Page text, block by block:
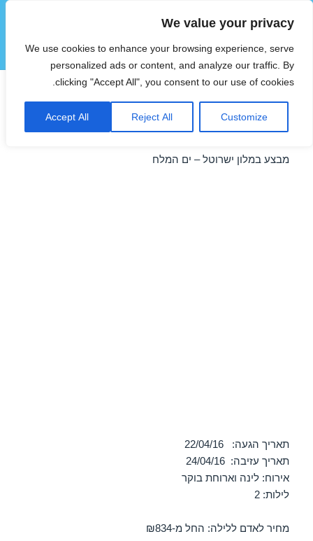
We value your privacy
We use cookies to enhance your browsing experience, serve
personalized ads or content, and analyze our traffic. By
clicking "Accept All", you consent to our use of cookies.
Customize
Reject All
Accept All
הוטצימר
תפריטים
ווידג'טים
מבצע במלון ישרוטל – ים המלח
22/04/2016
מבצע במלון ישרוטל – ים המלח
תאריך הגעה: 22/04/16
תאריך עזיבה: 24/04/16
אירוח: לינה וארוחת בוקר
לילות: 2
מחיר לאדם ללילה: החל מ-₪834